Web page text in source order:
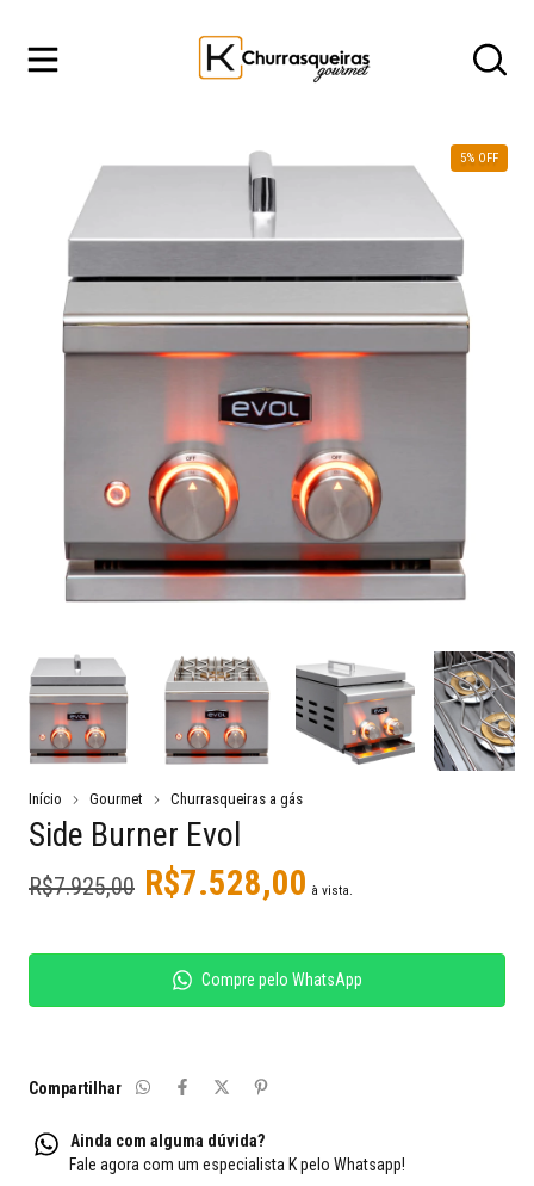
5% OFF
Início Gourmet Churrasqueiras a gás
Side Burner Evol
R$7.925,00 R$7.528,00 à vista.
Compre pelo WhatsApp
Compartilhar
Ainda com alguma dúvida?
Fale agora com um especialista K pelo Whatsapp!